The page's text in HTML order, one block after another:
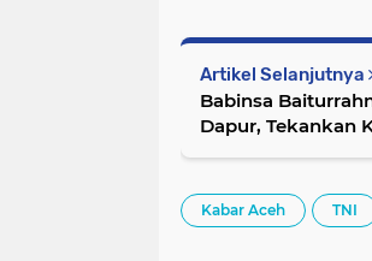
Artikel Selanjutnya
Babinsa
Dapur, Tekankan
Kabar Aceh TNI